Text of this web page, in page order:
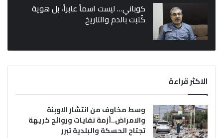
كوباني… ليست اسماً عابراً، بل هوية
كُتبت بالدم والتاريخ
الاكثر قراءة
وسط مخاوف من انتشار الاوبئة
والامراض..أزمة نفايات وروائح كريهة
تجتاح الحسكة والبلدية تبرر